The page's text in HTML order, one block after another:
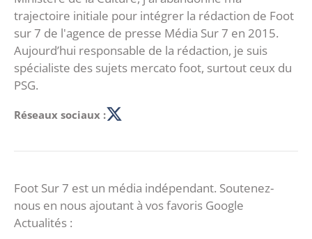
trajectoire initiale pour intégrer la rédaction de Foot
sur 7 de l'agence de presse Média Sur 7 en 2015.
Aujourd’hui responsable de la rédaction, je suis
spécialiste des sujets mercato foot, surtout ceux du
PSG.
Réseaux sociaux :
Foot Sur 7 est un média indépendant. Soutenez-
nous en nous ajoutant à vos favoris Google
Actualités :